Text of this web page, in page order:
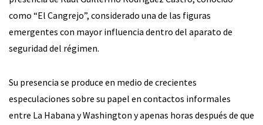
como “El Cangrejo”, considerado una de las figuras
emergentes con mayor influencia dentro del aparato de
seguridad del régimen.
Su presencia se produce en medio de crecientes
especulaciones sobre su papel en contactos informales
entre La Habana y Washington y apenas horas después de que